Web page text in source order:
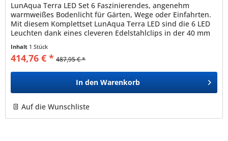
LunAqua Terra LED Set 6 Faszinierendes, angenehm
warmweißes Bodenlicht für Gärten, Wege oder Einfahrten.
Mit diesem Komplettset LunAqua Terra LED sind die 6 LED
Leuchten dank eines cleveren Edelstahlclips in der 40 mm
Inhalt 1 Stück
414,76 € * 487,95 € *
In den Warenkorb
Auf die Wunschliste